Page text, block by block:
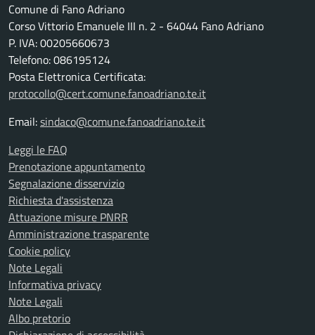
Comune di Fano Adriano
Corso Vittorio Emanuele III n. 2 - 64044 Fano Adriano
P. IVA: 00205660673
Telefono: 086195124
Posta Elettronica Certificata:
protocollo@cert.comune.fanoadriano.te.it
Email:sindaco@comune.fanoadriano.te.it
Leggi le FAQ
Prenotazione appuntamento
Segnalazione disservizio
Richiesta d'assistenza
Attuazione misure PNRR
Amministrazione trasparente
Cookie policy
Note Legali
Informativa privacy
Note Legali
Albo pretorio